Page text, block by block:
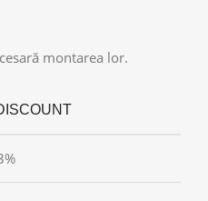
montarea lor.